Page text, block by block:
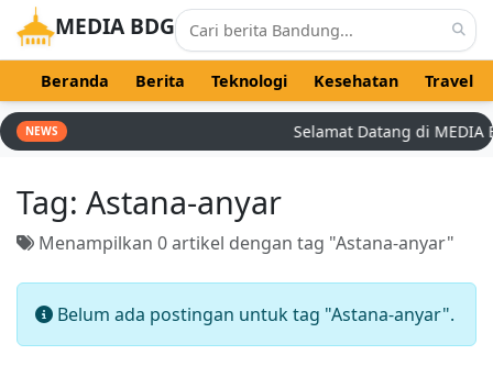
MEDIA BDG
Beranda Berita Teknologi Kesehatan Travel
NEWS Selamat Datang di MEDIA
Tag: Astana-anyar
Menampilkan 0 artikel dengan tag "Astana-anyar"
Belum ada postingan untuk tag "Astana-anyar".